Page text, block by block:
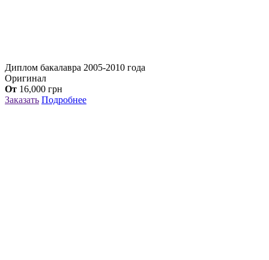
Диплом бакалавра 2005-2010 года
Оригинал
От 16,000 грн
Заказать Подробнее